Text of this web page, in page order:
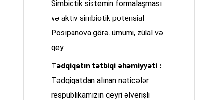
Simbiotik sistemin formalaşması
və aktiv simbiotik potensial
Posıpanova görə, ümumi, zülal və
qey
Tədqiqatın tətbiqi əhəmiyyəti :
Tədqiqatdan alınan nəticələr
respublikamızın qeyri əlverişli